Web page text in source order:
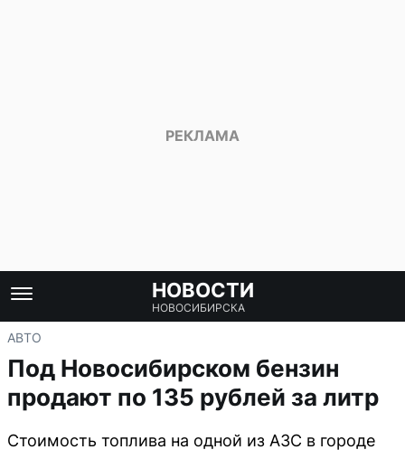
НОВОСТИ
НОВОСИБИРСКА
АВТО
Под Новосибирском бензин
продают по 135 рублей за литр
Стоимость топлива на одной из АЗС в городе